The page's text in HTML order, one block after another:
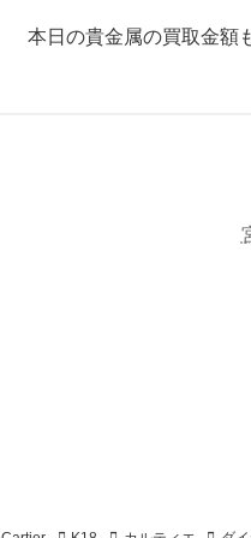
本日の貴金属の買取金額